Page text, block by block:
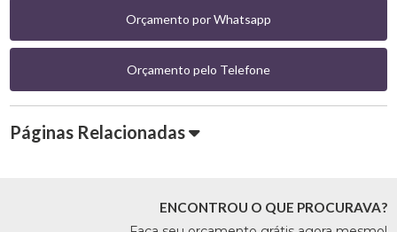
Orçamento por Whatsapp
Orçamento pelo Telefone
Páginas Relacionadas
ENCONTROU O QUE PROCURAVA?